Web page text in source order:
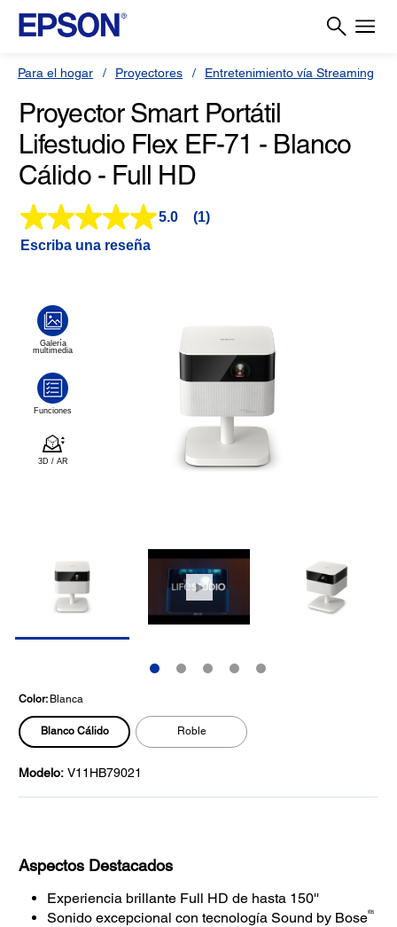
Para el hogar Proyectores Entretenimiento vía Streaming
Proyector Smart Portátil
Lifestudio Flex EF-71 - Blanco
Cálido - Full HD
5.0
Lea
(1)
Escriba una reseña
Color:Blanca
Blanco Cálido Roble
Modelo: V11HB79021
Aspectos Destacados
Experiencia brillante Full HD de hasta 150''
Sonido excepcional con tecnología Sound by Bose®5